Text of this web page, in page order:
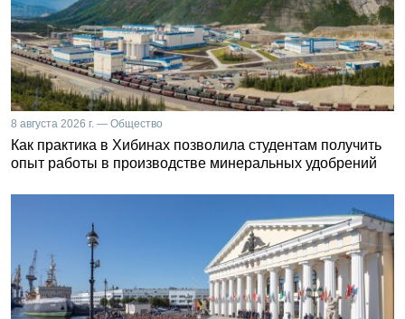
8 августа 2026 г. — Общество
Как практика в Хибинах позволила студентам получить
опыт работы в производстве минеральных удобрений